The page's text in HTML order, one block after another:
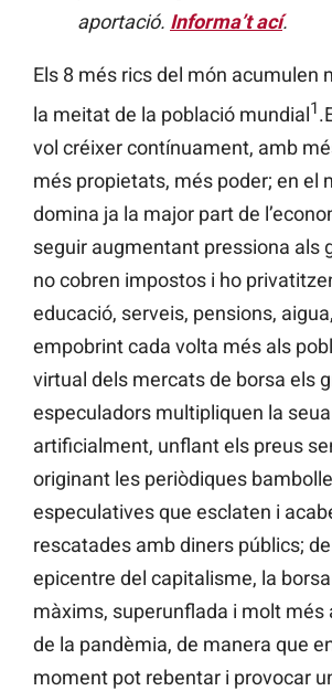
aportació. Informa’t ací.
Els 8 més rics del món acumulen
la meitat de la població mundial1
vol créixer contínuament, amb
més propietats, més poder; en el
domina ja la major part de
seguir augmentant pressiona als
no cobren impostos i ho
educació, serveis, pensions,
empobrint cada volta més als
virtual dels mercats de borsa els
especuladors multipliquen la
artificialment, unflant els preus
originant les periòdiques
especulatives que esclaten i
rescatades amb diners públics; de
epicentre del capitalisme, la
màxims, superunflada i molt més
de la pandèmia, de manera que
moment pot rebentar i provocar